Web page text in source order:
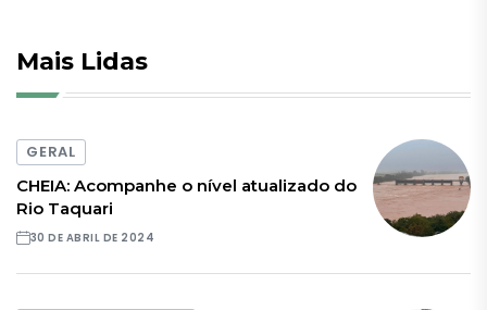
Mais Lidas
GERAL
CHEIA: Acompanhe o nível atualizado do
Rio Taquari
30 DE ABRIL DE 2024